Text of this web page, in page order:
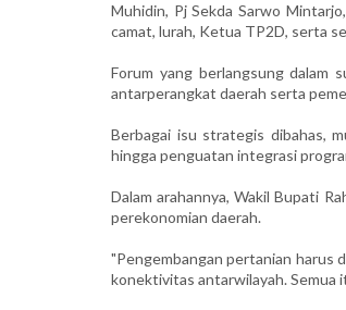
Muhidin, Pj Sekda Sarwo
camat, lurah, Ketua TP2D, serta
Forum yang berlangsung dalam
antarperangkat daerah serta
Berbagai isu strategis dibahas,
hingga penguatan integrasi
Dalam arahannya, Wakil Bupati
perekonomian daerah.
"Pengembangan pertanian harus
konektivitas antarwilayah. Semua